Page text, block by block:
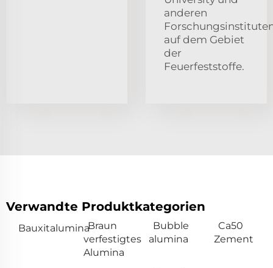
anderen
auf dem Gebiet
der
Feuerfeststoffe.
Verwandte Produktkategorien
BauxitaluminaBraun
verfestigtes
Alumina
Bubble
alumina
Ca50
Zement